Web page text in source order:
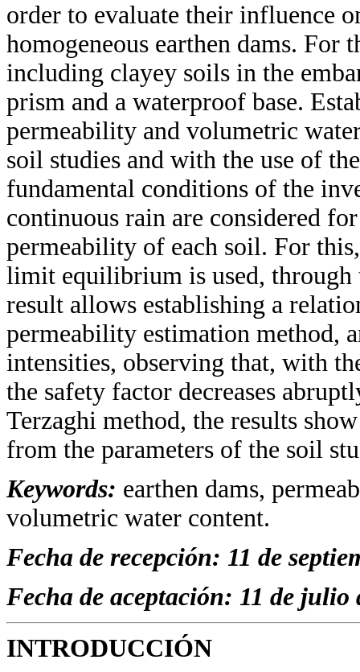
order to evaluate their influence
homogeneous earthen dams. For
including clayey soils in the
prism and a waterproof base.
permeability and volumetric
soil studies and with the use of
fundamental conditions of the
continuous rain are considered
permeability of each soil. For
limit equilibrium is used, through
result allows establishing a
permeability estimation method,
intensities, observing that, with
the safety factor decreases
Terzaghi method, the results
from the parameters of the soil
Keywords: earthen dams,
volumetric water content.
Fecha de recepción: 11 de
Fecha de aceptación: 11 de julio
INTRODUCCIÓN